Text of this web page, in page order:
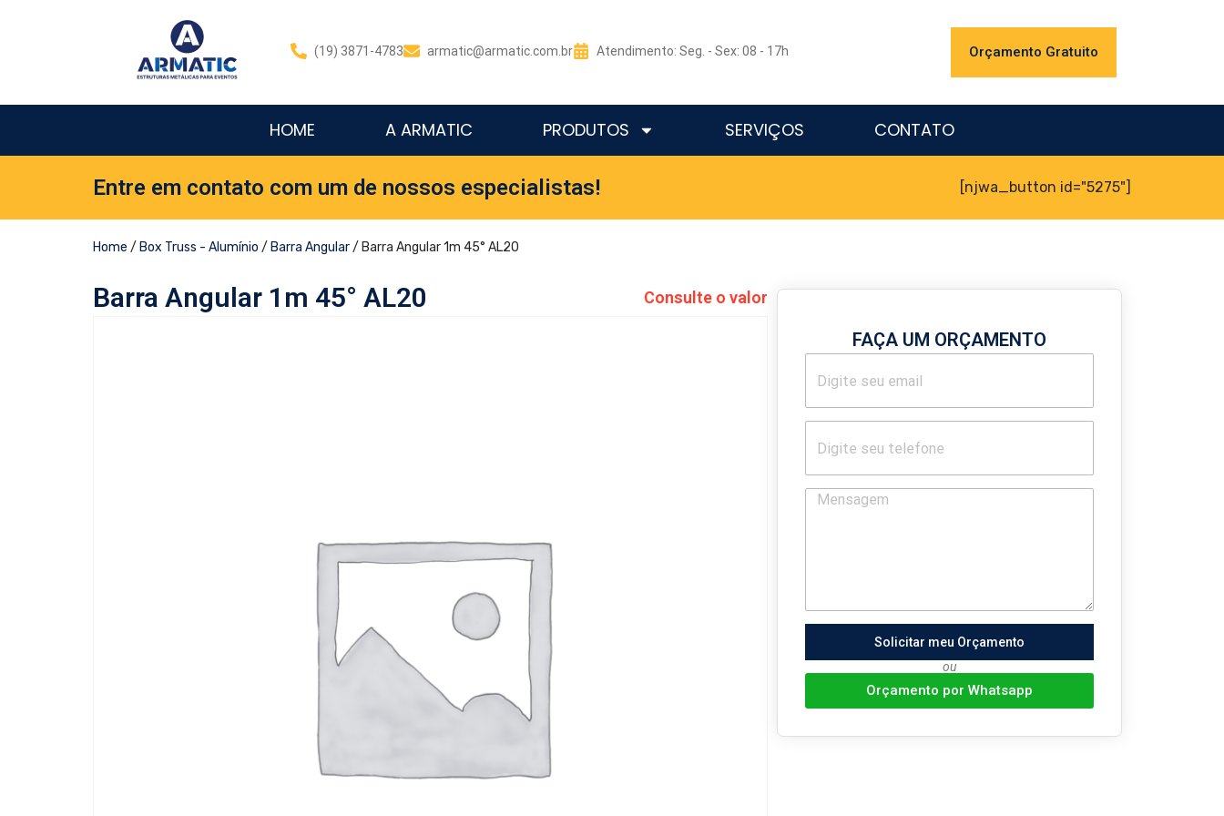
(19) 3871-4783 armatic@armatic.com.br Atendimento: Seg. - Sex: 08 - 17h Orçamento Gratuito
HOME A ARMATIC PRODUTOS SERVIÇOS CONTATO
Entre em contato com um de nossos especialistas! [njwa_button id="5275"]
Home / Box Truss - Alumínio / Barra Angular/ Barra Angular 1m 45° AL20
Barra Angular 1m 45° AL20 Consulte o valor
FAÇA UM ORÇAMENTO
Solicitar meu Orçamento
ou
Orçamento por Whatsapp